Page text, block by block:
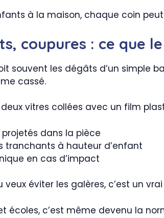
à la maison, chaque coin
coupures : ce que
souvent les dégâts d’un simple
cassé.
vitres collées avec un film
projetés dans la pièce
tranchants à hauteur d’enfant
en cas d’impact
veux éviter les galères, c’est un
écoles, c’est même devenu la